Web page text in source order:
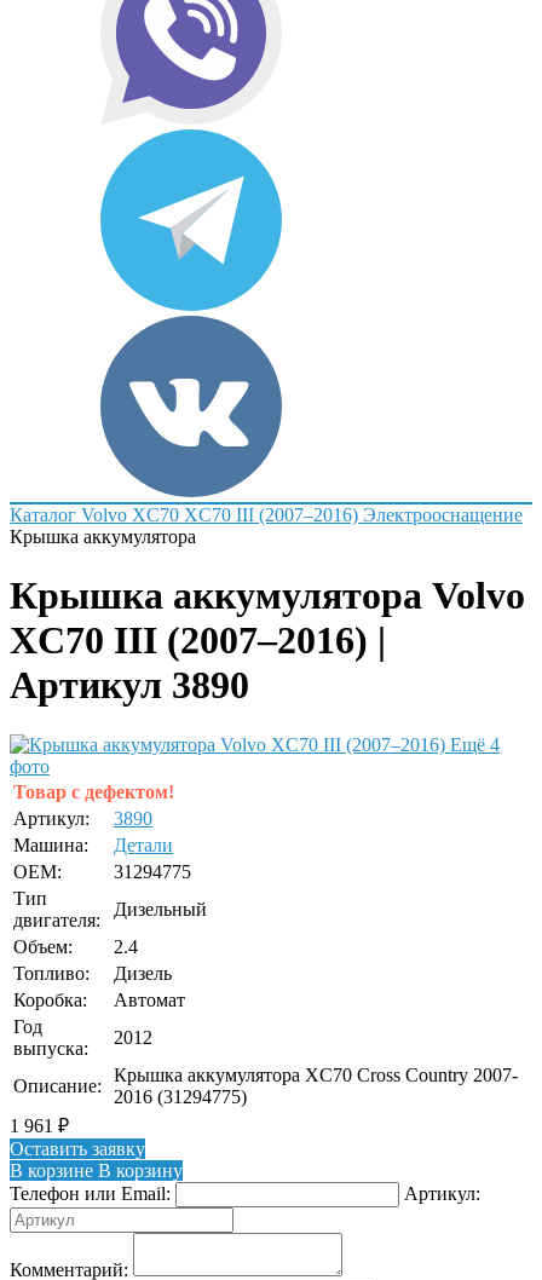
Каталог Volvo XC70 XC70 III (2007–2016) Электрооснащение
Крышка аккумулятора
Крышка аккумулятора Volvo
XC70 III (2007–2016) |
Артикул 3890
Ещё 4
фото
Товар с дефектом!
Артикул:
3890
Машина:
Детали
OEM:
31294775
Тип
двигателя:
Дизельный
Объем:
2.4
Топливо:
Дизель
Коробка:
Автомат
Год
выпуска:
2012
Описание:
Крышка аккумулятора XC70 Cross Country 2007-
2016 (31294775)
1 961 ₽
Оставить заявку
В корзине В корзину
Телефон или Email:
Артикул:
Комментарий: